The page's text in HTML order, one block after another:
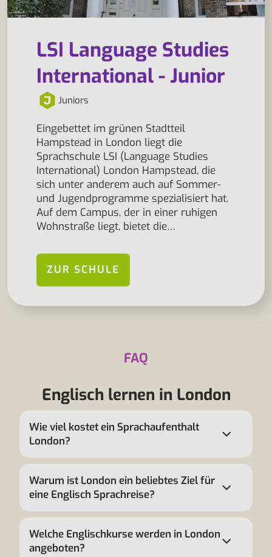
LSI Language Studies
International - Junior
Juniors
Eingebettet im grünen Stadtteil
Hampstead in London liegt die
Sprachschule LSI (Language Studies
International) London Hampstead, die
sich unter anderem auch auf Sommer-
und Jugendprogramme spezialisiert hat.
Auf dem Campus, der in einer ruhigen
Wohnstraße liegt, bietet die…
ZUR SCHULE
FAQ
Englisch lernen in London
Wie viel kostet ein Sprachaufenthalt
London?
Warum ist London ein beliebtes Ziel für
eine Englisch Sprachreise?
Welche Englischkurse werden in London
angeboten?